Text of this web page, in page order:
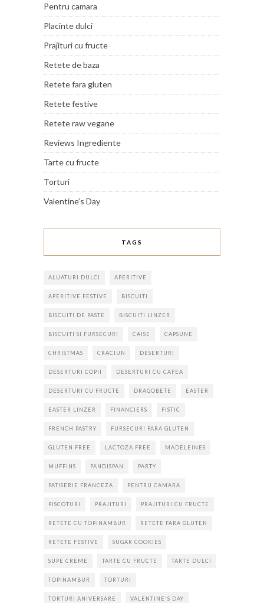
Pentru camara
Placinte dulci
Prajituri cu fructe
Retete de baza
Retete fara gluten
Retete festive
Retete raw vegane
Reviews Ingrediente
Tarte cu fructe
Torturi
Valentine’s Day
TAGS
ALUATURI DULCI APERITIVE
APERITIVE FESTIVE BISCUITI
BISCUITI DE PASTE BISCUITI LINZER
BISCUITI SI FURSECURI CAISE CAPSUNE
CHRISTMAS CRACIUN DESERTURI
DESERTURI COPII DESERTURI CU CAFEA
DESERTURI CU FRUCTE DRAGOBETE EASTER
EASTER LINZER FINANCIERS FISTIC
FRENCH PASTRY FURSECURI FARA GLUTEN
GLUTEN FREE LACTOZA FREE MADELEINES
MUFFINS PANDISPAN PARTY
PATISERIE FRANCEZA PENTRU CAMARA
PISCOTURI PRAJITURI PRAJITURI CU FRUCTE
RETETE CU TOPINAMBUR RETETE FARA GLUTEN
RETETE FESTIVE SUGAR COOKIES
SUPE CREME TARTE CU FRUCTE TARTE DULCI
TOPINAMBUR TORTURI
TORTURI ANIVERSARE VALENTINE'S DAY